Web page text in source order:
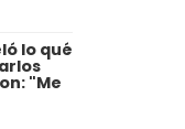
lo qué
"Me